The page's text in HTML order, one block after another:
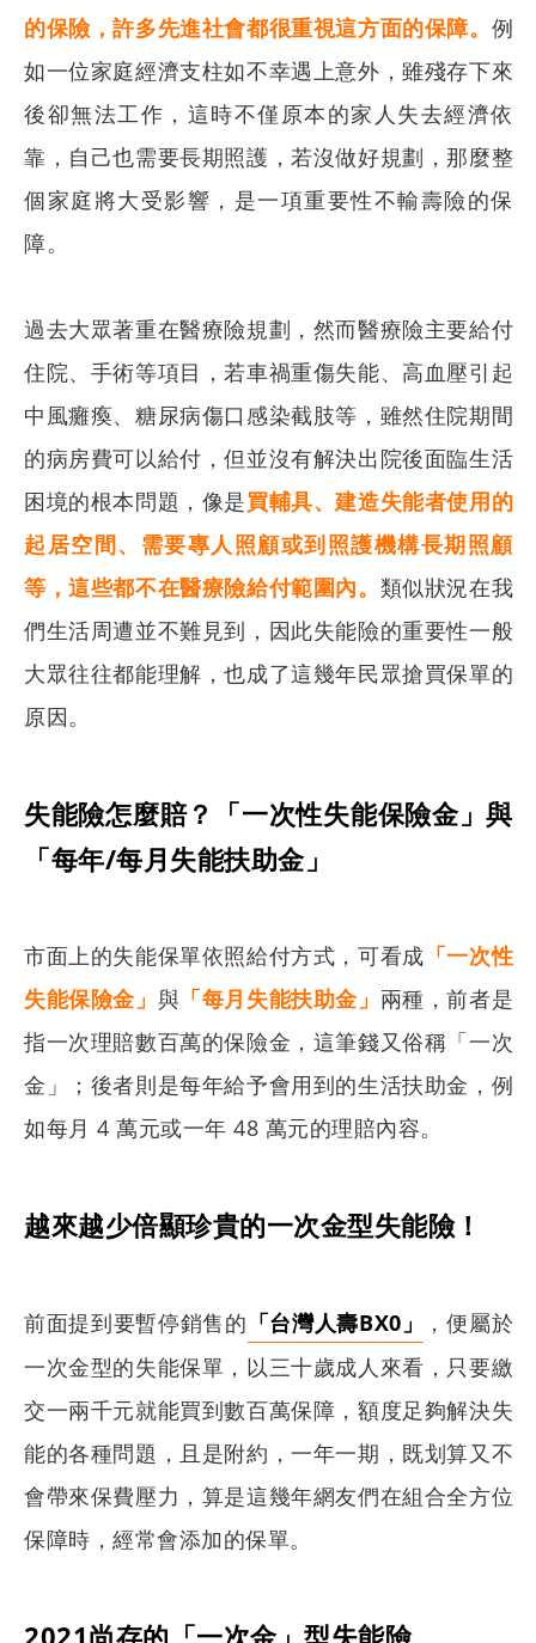
搜尋
的保險，許多先進社會都很重視這方面的保障。 例
如一位家庭經濟支柱如不幸遇上意外，雖殘存下來
後卻無法工作，這時不僅原本的家人失去經濟依
靠，自己也需要長期照護，若沒做好規劃，那麼整
個家庭將大受影響，是一項重要性不輸壽險的保
障。
過去大眾著重在醫療險規劃，然而醫療險主要給付
住院、手術等項目，若車禍重傷失能、高血壓引起
中風癱瘓、糖尿病傷口感染截肢等，雖然住院期間
的病房費可以給付，但並沒有解決出院後面臨生活
困境的根本問題，像是買輔具、建造失能者使用的
起居空間、需要專人照顧或到照護機構長期照顧
等，這些都不在醫療險給付範圍內。 類似狀況在我
們生活周遭並不難見到，因此失能險的重要性一般
大眾往往都能理解，也成了這幾年民眾搶買保單的
原因。
失能險怎麼賠？「一次性失能保險金」與
「每年/每月失能扶助金」
市面上的失能保單依照給付方式，可看成 「一次性
失能保險金」 與 「每月失能扶助金」 兩種，前者是
指一次理賠數百萬的保險金，這筆錢又俗稱「一次
金」；後者則是每年給予會用到的生活扶助金，例
如每月 4 萬元或一年 48 萬元的理賠內容。
越來越少倍顯珍貴的一次金型失能險！
前面提到要暫停銷售的 「台灣人壽BX0」
，便屬於
一次金型的失能保單，以三十歲成人來看，只要繳
交一兩千元就能買到數百萬保障，額度足夠解決失
能的各種問題，且是附約，一年一期，既划算又不
會帶來保費壓力，算是這幾年網友們在組合全方位
保障時，經常會添加的保單。
2021尚存的「一次金」型失能險